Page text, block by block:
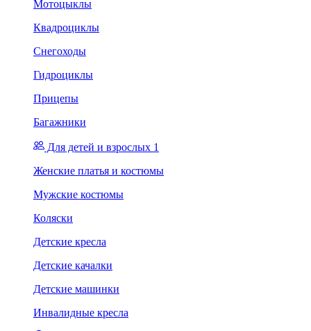
Мотоцыклы
Квадроциклы
Снегоходы
Гидроциклы
Прицепы
Багажники
Для детей и взрослых 1
Женские платья и костюмы
Мужские костюмы
Коляски
Детские кресла
Детские качалки
Детские машинки
Инвалидные кресла